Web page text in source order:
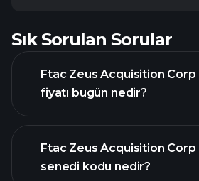
Sık Sorulan Sorular
Ftac Zeus Acquisition Corp
fiyatı bugün nedir?
Ftac Zeus Acquisition Corp
senedi kodu nedir?